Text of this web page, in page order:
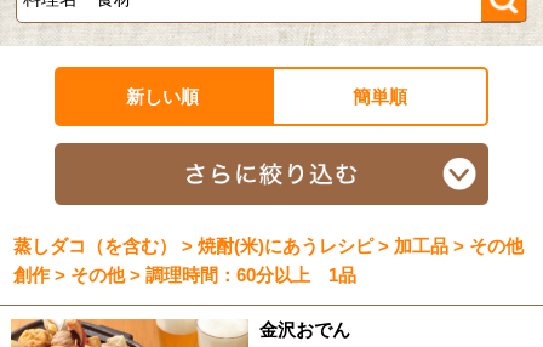
新しい順 簡単順
蒸しダコ（を含む） > 焼酎(米)にあうレシピ > 加工品 > その他
創作 > その他 > 調理時間：60分以上 1品
金沢おでん